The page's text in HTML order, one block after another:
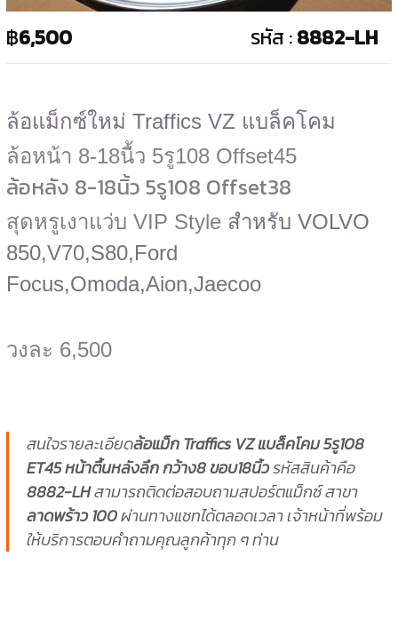
฿6,500 รหัส :8882-LH
ล้อแม็กซ์ใหม่ Traffics VZ แบล็คโคม
ล้อหน้า 8-18นื้ว 5รู108 Offset45
ล้อหลัง 8-18นิ้ว 5รู108 Offset38
สุดหรูเงาแว่บ VIP Style สำหรับ VOLVO
850,V70,S80,Ford
Focus,Omoda,Aion,Jaecoo
วงละ 6,500
สนใจรายละเอียดล้อแม็ก Traffics VZ แบล็คโคม 5รู108
ET45 หน้าตื้นหลังลึก กว้าง8 ขอบ18นิ้วรหัสสินค้าคือ
8882-LHสามารถติดต่อสอบถามสปอร์ตแม็กซ์ สาขา
ลาดพร้าว 100ผ่านทางแชทได้ตลอดเวลา เจ้าหน้าที่พร้อม
ให้บริการตอบคำถามคุณลูกค้าทุก ๆ ท่าน